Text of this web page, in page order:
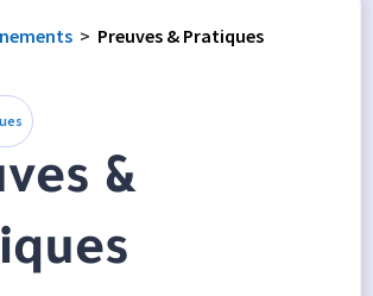
> Preuves & Pratiques
&